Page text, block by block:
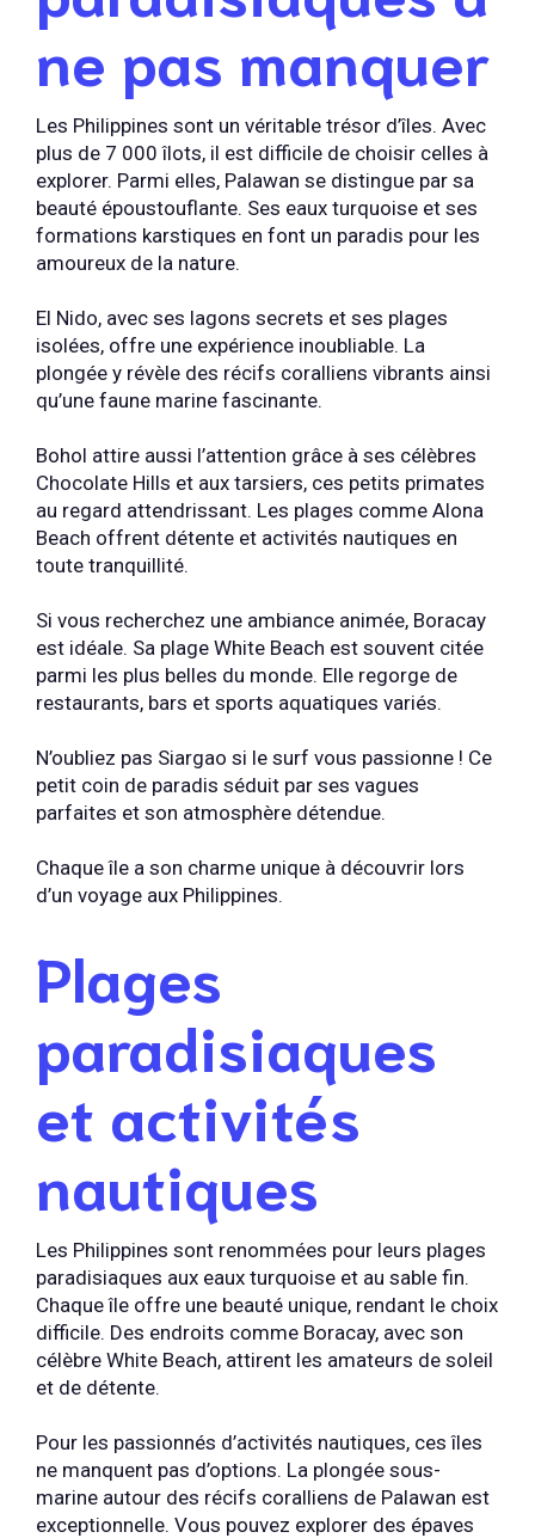
ne pas manquer
Les Philippines sont un véritable trésor d’îles. Avec
plus de 7 000 îlots, il est difficile de choisir celles à
explorer. Parmi elles, Palawan se distingue par sa
beauté époustouflante. Ses eaux turquoise et ses
formations karstiques en font un paradis pour les
amoureux de la nature.
El Nido, avec ses lagons secrets et ses plages
isolées, offre une expérience inoubliable. La
plongée y révèle des récifs coralliens vibrants ainsi
qu’une faune marine fascinante.
Bohol attire aussi l’attention grâce à ses célèbres
Chocolate Hills et aux tarsiers, ces petits primates
au regard attendrissant. Les plages comme Alona
Beach offrent détente et activités nautiques en
toute tranquillité.
Si vous recherchez une ambiance animée, Boracay
est idéale. Sa plage White Beach est souvent citée
parmi les plus belles du monde. Elle regorge de
restaurants, bars et sports aquatiques variés.
N’oubliez pas Siargao si le surf vous passionne ! Ce
petit coin de paradis séduit par ses vagues
parfaites et son atmosphère détendue.
Chaque île a son charme unique à découvrir lors
d’un voyage aux Philippines.
Plages
paradisiaques
et activités
nautiques
Les Philippines sont renommées pour leurs plages
paradisiaques aux eaux turquoise et au sable fin.
Chaque île offre une beauté unique, rendant le choix
difficile. Des endroits comme Boracay, avec son
célèbre White Beach, attirent les amateurs de soleil
et de détente.
Pour les passionnés d’activités nautiques, ces îles
ne manquent pas d’options. La plongée sous-
marine autour des récifs coralliens de Palawan est
exceptionnelle. Vous pouvez explorer des épaves